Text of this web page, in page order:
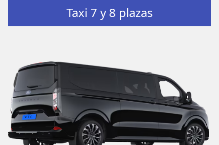
Taxi 7 y 8 plazas